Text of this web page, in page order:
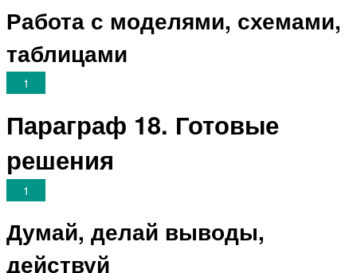
Работа с моделями, схемами,
таблицами
1
Параграф 18. Готовые
решения
1
Думай, делай выводы,
действуй